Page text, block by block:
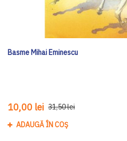
Basme Mihai Eminescu
10,00 lei 31,50 lei
ADAUGĂ ÎN COȘ